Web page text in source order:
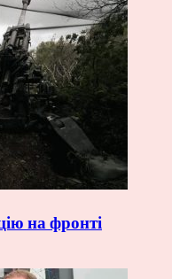
на фронті